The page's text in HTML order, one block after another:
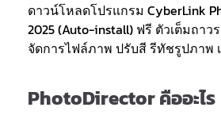
ดาวน์โหลดโปรแกรม CyberLink
2025 (Auto-install) ฟรี ตัวเต็มถา
จัดการไฟล์ภาพ ปรับสี รีทัชรูปภาพ
PhotoDirector คืออะไร